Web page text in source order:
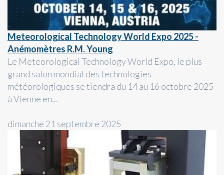
Meteorological Technology World Expo 2025 -
Anémomètres R.M. Young
Le Meteorological Technology World Expo, le plus
grand salon mondial des technologies
météorologiques se tiendra du 14 au 16 octobre 2025
à Vienne en...
dimanche 21 septembre 2025